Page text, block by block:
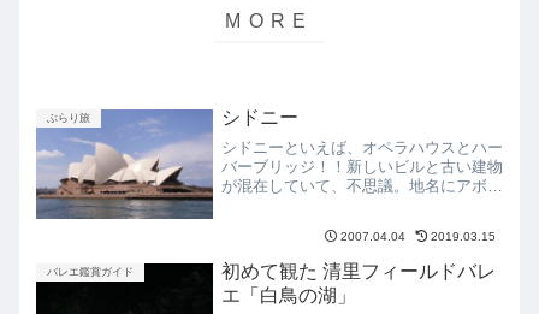
ぶらり旅 シドニー
シドニーといえば、オペラハウスとハー
バーブリッジ！！新しいビルと古い建物
が混在していて、不思議。地名にアボリ
ろへ行ってみよう!2007.04.04 2019.03.15
バレエ鑑賞ガイド
初めて観た 清里フィールドバレ
エ「白鳥の湖」